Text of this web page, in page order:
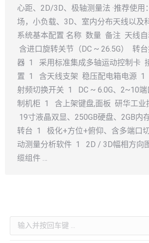
心距、2D/3D、极轴测量法 ·推荐使用
场，小负载、3D、室内分布天线以及
系统基本配置 名称 数量 备注 天线
含进口旋转关节（DC ~ 26.5G） 转
器 1 采用标准集成多轴运动控制卡
置 1 含天线支架 稳压配电箱电源 1
射频切换开关 1 DC ~ 6.0G、2~10
制机柜 1 含上架键盘,面板 研华工业
19寸液晶双显、250GB硬盘、2GB内
转台 1 极化+方位+俯仰、含多端口
动测量分析软件 1 2D / 3D幅相方向
缆组件 …
Search: